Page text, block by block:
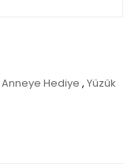
Anneye Hediye , Yüzük